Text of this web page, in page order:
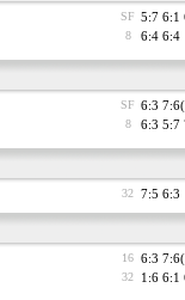
SF 5:7 6:1
8 6:4 6:4
SF 6:3
8 6:3 5:7
32 7:5 6:3
16 6:3
32 1:6 6:1